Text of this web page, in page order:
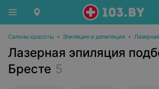
Салоны красоты • Эпиляция и депиляция •
Лазерная эпиляция
Бресте 5